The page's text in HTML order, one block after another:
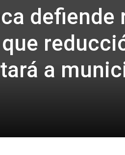
Oaxaca
defiende
a